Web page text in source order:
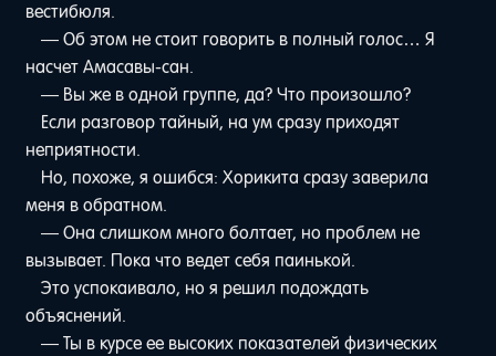
вестибюля.
— Об этом не стоит говорить в полный голос… Я
насчет Амасавы-сан.
— Вы же в одной группе, да? Что произошло?
Если разговор тайный, на ум сразу приходят
неприятности.
Но, похоже, я ошибся: Хорикита сразу заверила
меня в обратном.
— Она слишком много болтает, но проблем не
вызывает. Пока что ведет себя паинькой.
Это успокаивало, но я решил подождать
объяснений.
— Ты в курсе ее высоких показателей физических